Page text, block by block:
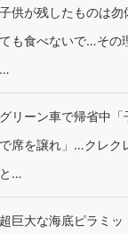
子供が残したものは勿
ても食べないで…その
グリーン車で帰省中「
で席を譲れ」…クレク
…
超巨大な海底ピラミッ